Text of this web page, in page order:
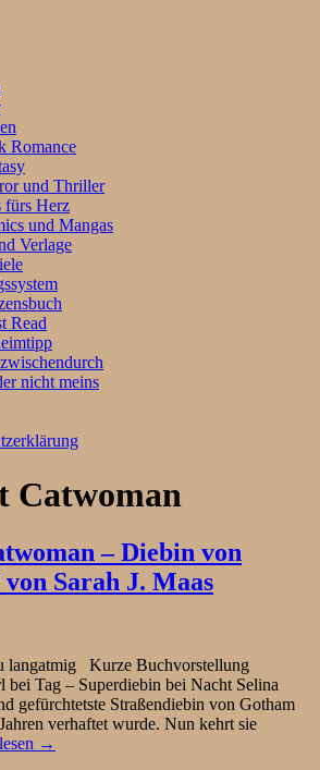
Romance
und Thriller
fürs Herz
und Mangas
Verlage
Read
nicht meins
Catwoman
– Diebin von
Sarah J. Maas
langatmig Kurze Buchvorstellung
Tag – Superdiebin bei Nacht Selina
gefürchtetste Straßendiebin von Gotham
verhaftet wurde. Nun kehrt sie
→